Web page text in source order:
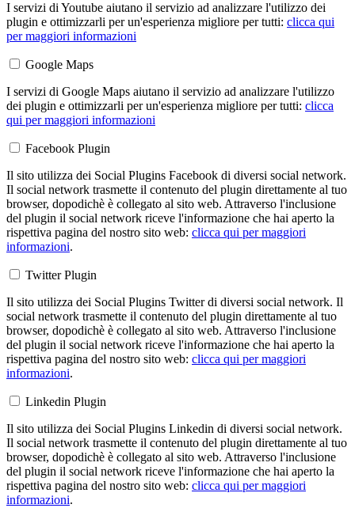
I servizi di Youtube aiutano il servizio ad analizzare l'utilizzo dei
plugin e ottimizzarli per un'esperienza migliore per tutti: clicca qui
per maggiori informazioni
Google Maps
I servizi di Google Maps aiutano il servizio ad analizzare l'utilizzo
dei plugin e ottimizzarli per un'esperienza migliore per tutti: clicca
qui per maggiori informazioni
Facebook Plugin
Il sito utilizza dei Social Plugins Facebook di diversi social network.
Il social network trasmette il contenuto del plugin direttamente al tuo
browser, dopodichè è collegato al sito web. Attraverso l'inclusione
del plugin il social network riceve l'informazione che hai aperto la
rispettiva pagina del nostro sito web: clicca qui per maggiori
informazioni.
Twitter Plugin
Il sito utilizza dei Social Plugins Twitter di diversi social network. Il
social network trasmette il contenuto del plugin direttamente al tuo
browser, dopodichè è collegato al sito web. Attraverso l'inclusione
del plugin il social network riceve l'informazione che hai aperto la
rispettiva pagina del nostro sito web: clicca qui per maggiori
informazioni.
Linkedin Plugin
Il sito utilizza dei Social Plugins Linkedin di diversi social network.
Il social network trasmette il contenuto del plugin direttamente al tuo
browser, dopodichè è collegato al sito web. Attraverso l'inclusione
del plugin il social network riceve l'informazione che hai aperto la
rispettiva pagina del nostro sito web: clicca qui per maggiori
informazioni.